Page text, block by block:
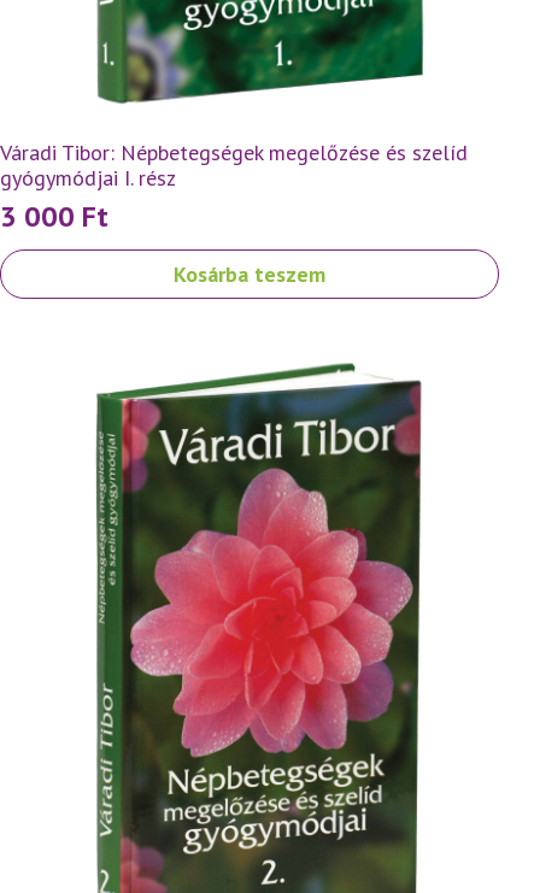
Váradi Tibor: Népbetegségek megelőzése és szelíd
gyógymódjai I. rész
3 000 Ft
Kosárba teszem